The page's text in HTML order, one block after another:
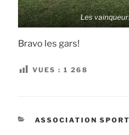
Les
Bravo les gars!
VUES : 1 268
CATÉGORIES
ASSOCIATION